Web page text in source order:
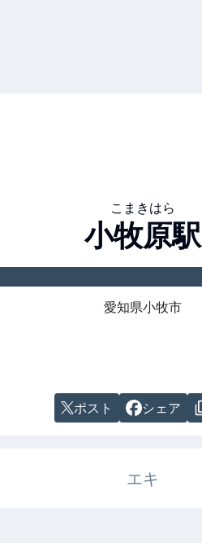
こまきはら
小牧原駅
愛知県小牧市
ポスト シェア
エキ